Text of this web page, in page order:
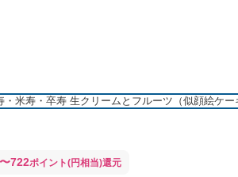
〜722ポイント(円相当)還元